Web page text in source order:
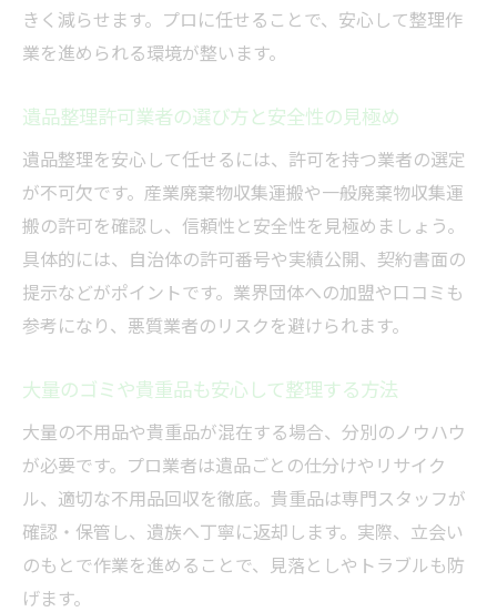
きく減らせます。プロに任せることで、安心して整理作
業を進められる環境が整います。
遺品整理許可業者の選び方と安全性の見極め
遺品整理を安心して任せるには、許可を持つ業者の選定
が不可欠です。産業廃棄物収集運搬や一般廃棄物収集運
搬の許可を確認し、信頼性と安全性を見極めましょう。
具体的には、自治体の許可番号や実績公開、契約書面の
提示などがポイントです。業界団体への加盟や口コミも
参考になり、悪質業者のリスクを避けられます。
大量のゴミや貴重品も安心して整理する方法
大量の不用品や貴重品が混在する場合、分別のノウハウ
が必要です。プロ業者は遺品ごとの仕分けやリサイク
ル、適切な不用品回収を徹底。貴重品は専門スタッフが
確認・保管し、遺族へ丁寧に返却します。実際、立会い
のもとで作業を進めることで、見落としやトラブルも防
げます。